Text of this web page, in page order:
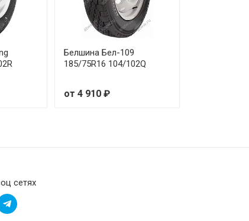
Белшина Бел-109
185/75R16 104/102Q
от 4 910 ₽
сетях